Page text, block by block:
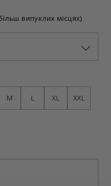
випуклих місцях)
M L XL XXL